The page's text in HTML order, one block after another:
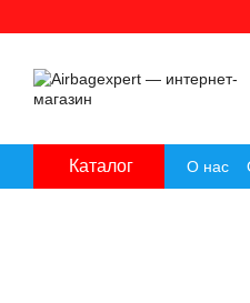
Каталог О нас